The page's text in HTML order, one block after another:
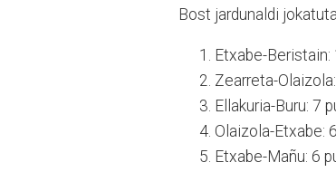
Bost jardunaldi
Etxabe-Beristain:
Zearreta-
Ellakuria-Buru: 7
Olaizola-Etxabe:
Etxabe-Mañu: 6